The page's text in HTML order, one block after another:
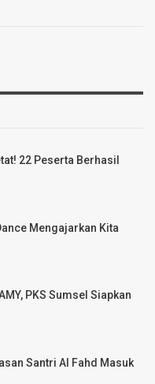
22 Peserta Berhasil
Mengajarkan Kita
PKS Sumsel Siapkan
Santri Al Fahd Masuk